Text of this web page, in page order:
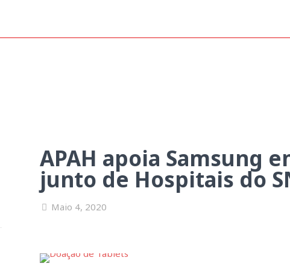
APAH apoia Samsung
junto de Hospitais do
Maio 4, 2020